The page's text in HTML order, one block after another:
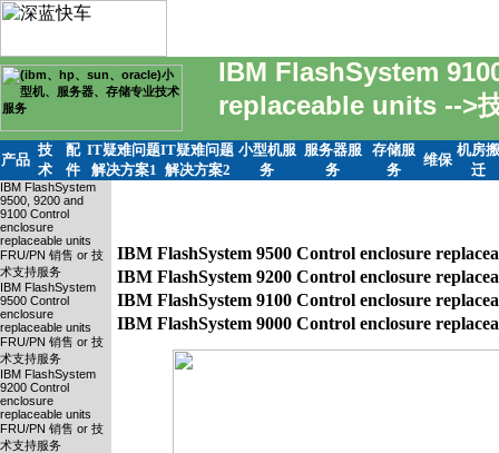
IBM FlashSystem
replaceable units -->
产品
技
术
配
件
IT疑难问题
解决方案1
IT疑难问题
解决方案2
小型机服
务
服务器服
务
存储服
务
维保
机房搬
迁
IBM FlashSystem
9500, 9200 and
9100 Control
enclosure
replaceable units
FRU/PN 销售 or 技
术支持服务
IBM FlashSystem
9500 Control
enclosure
replaceable units
FRU/PN 销售 or 技
术支持服务
IBM FlashSystem
9200 Control
enclosure
replaceable units
FRU/PN 销售 or 技
术支持服务
IBM FlashSystem 9500 Control enclosure
IBM FlashSystem 9200 Control enclosure
IBM FlashSystem 9100 Control enclosure